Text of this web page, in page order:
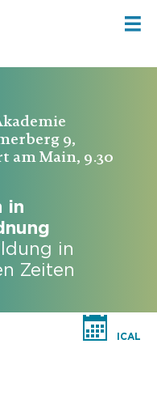
9,
am Main, 9.30
in
in
Zeiten
ICAL